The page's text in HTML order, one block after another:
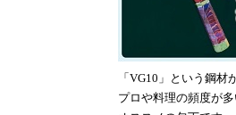
「 VG10 」という鋼材
プロや料理の頻度が